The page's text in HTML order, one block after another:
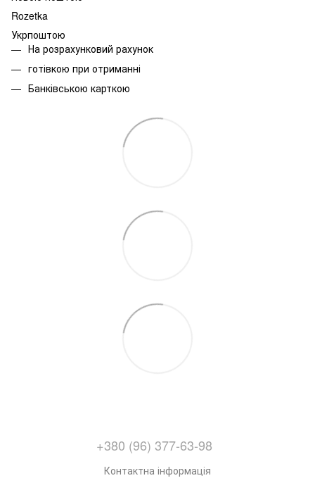
Rozetka
Укрпоштою
На розрахунковий рахунок
готівкою при отриманні
Банківською карткою
+380 (96) 377-63-98
Контактна інформація